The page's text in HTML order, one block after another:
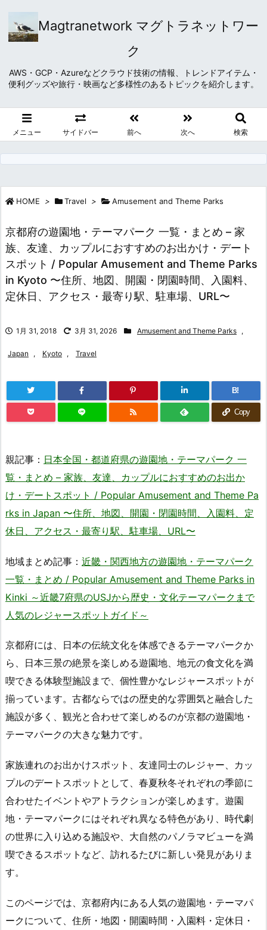
Magtranetwork マグトラネットワー
ク
AWS・GCP・Azureなどクラウド技術の情報、トレンドアイテム・
便利グッズや旅行・映画など多様性のあるトピックを紹介します。
メニュー サイドバー 前へ 次へ 検索
HOME > Travel > Amusement and Theme Parks
京都府の遊園地・テーマパーク 一覧・まとめ – 家
族、友達、カップルにおすすめのお出かけ・デート
スポット / Popular Amusement and Theme Parks
in Kyoto 〜住所、地図、開園・閉園時間、入園料、
定休日、アクセス・最寄り駅、駐車場、URL〜
1月 31, 2018 3月 31, 2026 Amusement and Theme Parks ,
Japan , Kyoto , Travel
B!
Copy
親記事： 日本全国・都道府県の遊園地・テーマパーク 一
覧・まとめ – 家族、友達、カップルにおすすめのお出か
け・デートスポット / Popular Amusement and Theme Pa
rks in Japan 〜住所、地図、開園・閉園時間、入園料、定
休日、アクセス・最寄り駅、駐車場、URL〜
地域まとめ記事： 近畿・関西地方の遊園地・テーマパーク
一覧・まとめ / Popular Amusement and Theme Parks in
Kinki ～近畿7府県のUSJから歴史・文化テーマパークまで
人気のレジャースポットガイド～
京都府には、日本の伝統文化を体感できるテーマパークか
ら、日本三景の絶景を楽しめる遊園地、地元の食文化を満
喫できる体験型施設まで、個性豊かなレジャースポットが
揃っています。古都ならではの歴史的な雰囲気と融合した
施設が多く、観光と合わせて楽しめるのが京都の遊園地・
テーマパークの大きな魅力です。
家族連れのお出かけスポット、友達同士のレジャー、カッ
プルのデートスポットとして、春夏秋冬それぞれの季節に
合わせたイベントやアトラクションが楽しめます。遊園
地・テーマパークにはそれぞれ異なる特色があり、時代劇
の世界に入り込める施設や、大自然のパノラマビューを満
喫できるスポットなど、訪れるたびに新しい発見がありま
す。
このページでは、京都府内にある人気の遊園地・テーマパ
ークについて、住所・地図・開園時間・入園料・定休日・